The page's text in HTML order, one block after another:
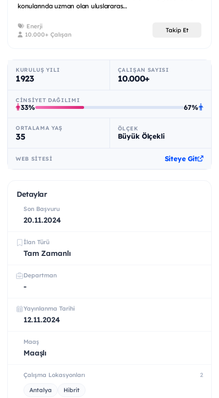
konularında uzman olan uluslararas...
Enerji
10.000+ Çalışan
Takip Et
KURULUŞ YILI
1923
ÇALIŞAN SAYISI
10.000+
CINSIYET DAĞILIMI
33% 67%
ORTALAMA YAŞ
35
ÖLÇEK
Büyük Ölçekli
WEB SITESI Siteye Git
Detaylar
Son Başvuru
20.11.2024
İlan Türü
Tam Zamanlı
Departman
-
Yayınlanma Tarihi
12.11.2024
Maaş
Maaşlı
Çalışma Lokasyonları 2
Antalya Hibrit